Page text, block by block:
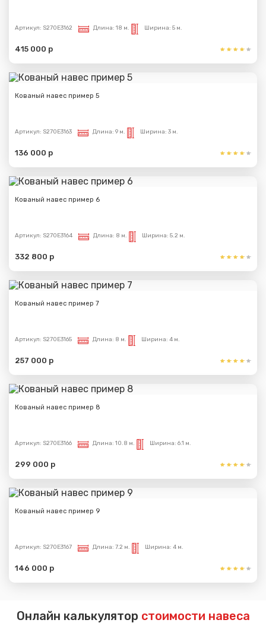
Артикул: S270E3162 Длина: 18 м. Ширина: 5 м.
415 000 р
Кованый навес пример 5
Артикул: S270E3163 Длина: 9 м. Ширина: 3 м.
136 000 р
Кованый навес пример 6
Артикул: S270E3164 Длина: 8 м. Ширина: 5.2 м.
332 800 р
Кованый навес пример 7
Артикул: S270E3165 Длина: 8 м. Ширина: 4 м.
257 000 р
Кованый навес пример 8
Артикул: S270E3166 Длина: 10.8 м. Ширина: 6.1 м.
299 000 р
Кованый навес пример 9
Артикул: S270E3167 Длина: 7.2 м. Ширина: 4 м.
146 000 р
Онлайн калькулятор стоимости навеса